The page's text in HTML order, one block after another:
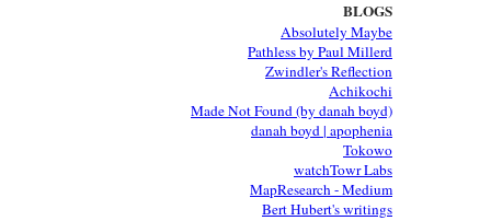
BLOGS
Absolutely Maybe
Pathless by Paul Millerd
Zwindler's Reflection
Achikochi
Made Not Found (by danah boyd)
danah boyd | apophenia
Tokowo
watchTowr Labs
MapResearch - Medium
Bert Hubert's writings